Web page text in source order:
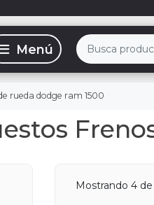
rueda dodge ram 1500
Mostrando 4